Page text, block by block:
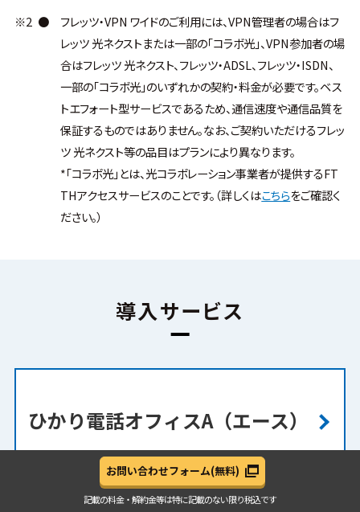
※2 ●
フレッツ・VPN ワイドのご利用には、VPN管理者の場合はフ
レッツ 光ネクストまたは一部の「コラボ光」、VPN参加者の場
合はフレッツ 光ネクスト、フレッツ・ADSL、フレッツ・ISDN、
一部の「コラボ光」のいずれかの契約・料金が必要です。ベス
トエフォート型サービスであるため、通信速度や通信品質を
保証するものではありません。なお、ご契約いただけるフレッ
ツ 光ネクスト等の品目はプランにより異なります。
*「コラボ光」とは、光コラボレーション事業者が提供するFT
THアクセスサービスのことです。（詳しくはこちらをご確認く
ださい。）
導入サービス
ひかり電話オフィスA（エース）
お問い合わせフォーム(無料)
記載の料金・解約金等は特に記載のない限り税込です